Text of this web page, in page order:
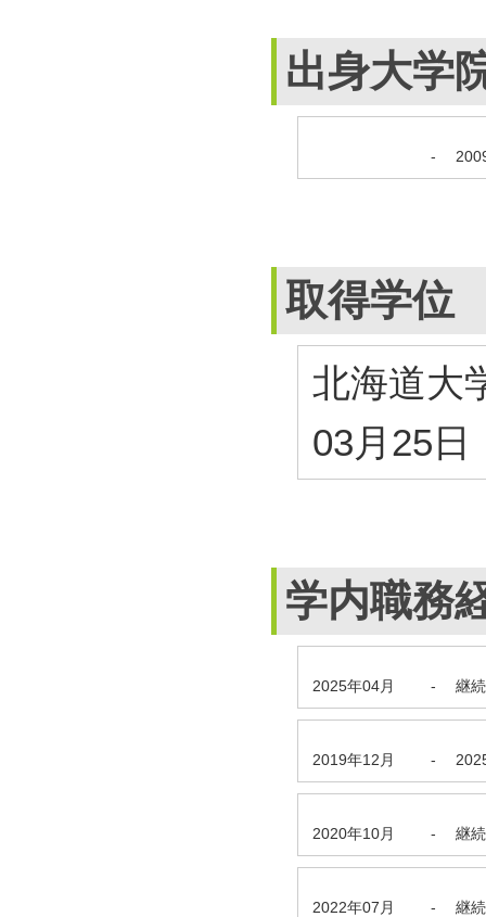
出身大学
-
取得学位
北海道大
03月25日
学内職務
2025年04月 - 継
2019年12月 -
2020年10月 - 継
2022年07月 - 継